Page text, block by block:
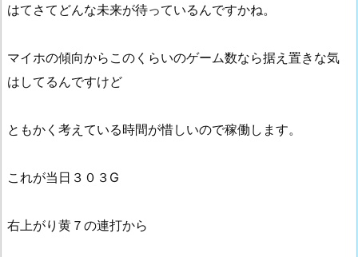
はてさてどんな未来が待っているんですかね。
マイホの傾向からこのくらいのゲーム数なら据え置きな気
はしてるんですけど
ともかく考えている時間が惜しいので稼働します。
これが当日３０３G
右上がり黄７の連打から